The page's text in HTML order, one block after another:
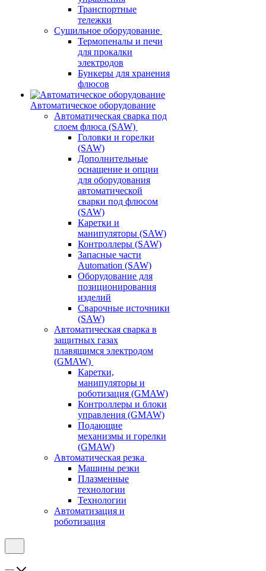
Транспортные
тележки
Сушильное оборудование
Термопеналы и печи
для прокалки
электродов
Бункеры для хранения
флюсов
Автоматическое оборудование
Автоматическая сварка под
слоем флюса (SAW)
Головки и горелки
(SAW)
Дополнительные
оснащение и опции
для оборудования
автоматической
сварки под флюсом
(SAW)
Каретки и
манипуляторы (SAW)
Контроллеры (SAW)
Запасные части
Automation (SAW)
Оборудование для
позиционирования
изделий
Сварочные источники
(SAW)
Автоматическая сварка в
защитных газах
плавящимся электродом
(GMAW)
Каретки,
манипуляторы и
роботизация (GMAW)
Контроллеры и блоки
управления (GMAW)
Подающие
механизмы и горелки
(GMAW)
Автоматическая резка
Машины резки
Плазменные
технологии
Технологии
Автоматизация и
роботизация